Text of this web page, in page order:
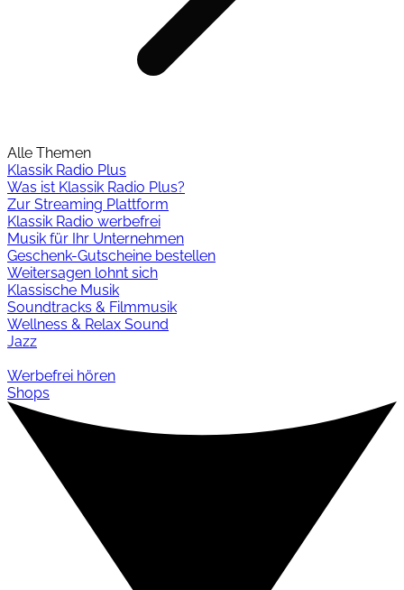
Alle Themen
Klassik Radio Plus
Was ist Klassik Radio Plus?
Zur Streaming Plattform
Klassik Radio werbefrei
Musik für Ihr Unternehmen
Geschenk-Gutscheine bestellen
Weitersagen lohnt sich
Klassische Musik
Soundtracks & Filmmusik
Wellness & Relax Sound
Jazz
Werbefrei hören
Shops